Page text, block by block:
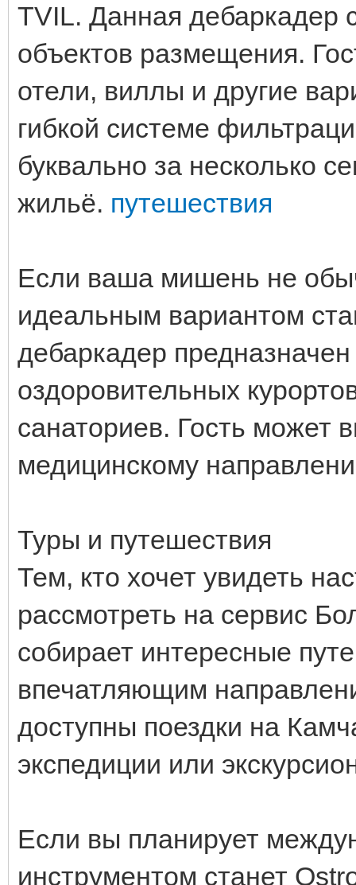
TVIL. Данная дебаркадер
объектов размещения.
отели, виллы и другие
гибкой системе
буквально за несколько
жильё. путешествия
Если ваша мишень не
идеальным вариантом
дебаркадер
оздоровительных
санаториев. Гость может
медицинскому
Туры и путешествия
Тем, кто хочет увидеть
рассмотреть на сервис
собирает интересные
впечатляющим
доступны поездки на
экспедиции или
Если вы планирует
инструментом станет